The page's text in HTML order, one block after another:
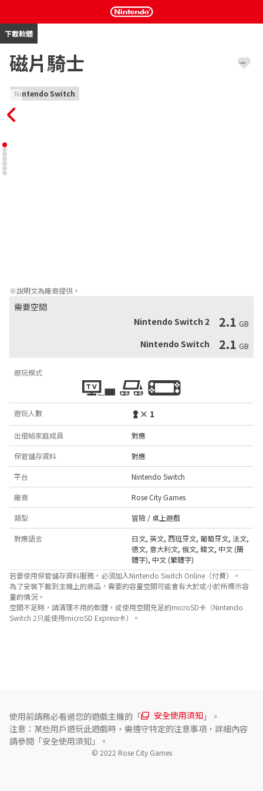
下載軟體
磁片騎士
Nintendo Switch
認識磁片騎士：從磁片召喚出來的實體投射！跟著傑出年輕發明家
※說明文為廠商提供。
需要空間
Nintendo Switch 2
2.1 GB
Nintendo Switch 2.1 GB
遊玩模式
遊玩人數 × 1
出借給家庭成員 對應
保管儲存資料 對應
平台 Nintendo Switch
廠商 Rose City Games
類型 冒險 / 桌上遊戲
對應語言 日文, 英文, 西班牙文, 葡萄牙文, 法文,
德文, 意大利文, 俄文, 韓文, 中文 (簡
體字), 中文 (繁體字)
若要使用保管儲存資料服務，必須加入Nintendo Switch Online（付費）。
為了安裝下載到主機上的商品，需要的容量空間可能會有大於或小於所標示容
量的情況。
空間不足時，請清理不用的軟體，或使用空間充足的microSD卡（Nintendo
Switch 2只能使用microSD Express卡）。
使用前請務必看過您的遊戲主機的「 安全使用須知 」。
注意：某些用戶遊玩此遊戲時，需遵守特定的注意事項，詳細內容
請參閱「安全使用須知」。
© 2022 Rose City Games